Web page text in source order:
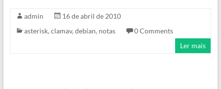
admin
16 de abril de 2010
asterisk, clamav, debian, notas
0 Comments
Ler mais